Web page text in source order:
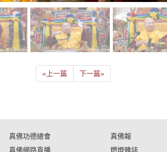
«上一篇